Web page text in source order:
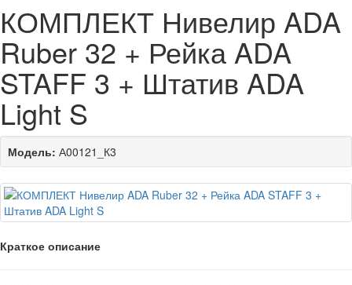
КОМПЛЕКТ Нивелир ADA
Ruber 32 + Рейка ADA
STAFF 3 + Штатив ADA
Light S
Модель: А00121_К3
Краткое описание